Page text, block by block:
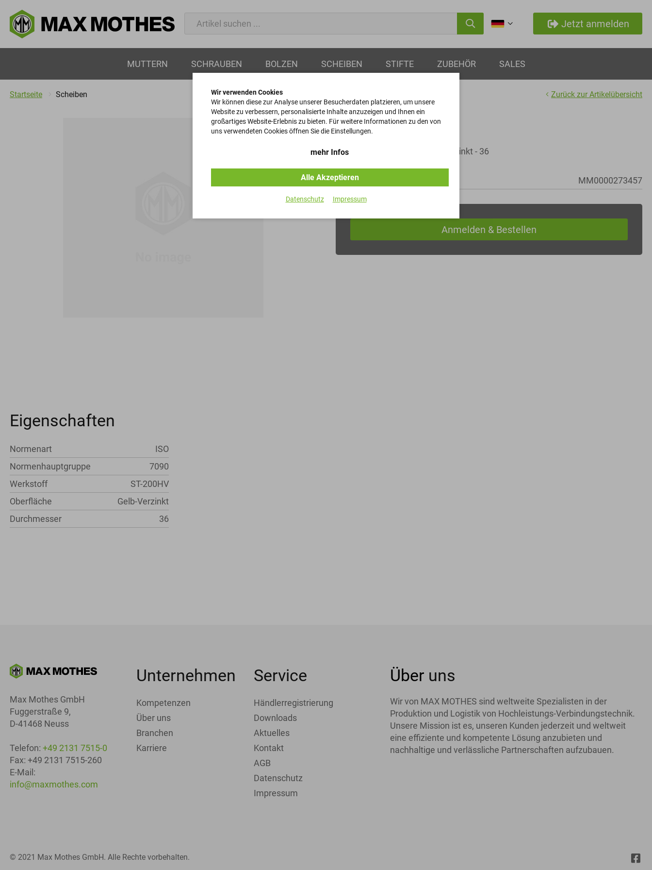
Jetzt anmelden
MUTTERN SCHRAUBEN BOLZEN SCHEIBEN STIFTE ZUBEHÖR SALES
Startseite Scheiben Zurück zur Artikelübersicht
Scheiben
ISO 7090 - ST-200HV - Gelb-Verzinkt - 36
Artikel-Nr. MM0000273457
Eigenschaften
Normenart
ISO
Normenhauptgruppe
7090
Werkstoff
ST-200HV
Oberfläche
Gelb-Verzinkt
Durchmesser
36
Max Mothes GmbH
Fuggerstraße 9,
D-41468 Neuss
Telefon: +49 2131 7515-0
Fax: +49 2131 7515-260
E-Mail:
info@maxmothes.com
Unternehmen
Kompetenzen
Über uns
Branchen
Karriere
Service
Händlerregistrierung
Downloads
Aktuelles
Kontakt
AGB
Datenschutz
Impressum
Über uns
Wir von MAX MOTHES sind weltweite Spezialisten in der
Produktion und Logistik von Hochleistungs-Verbindungstechnik.
Unsere Mission ist es, unseren Kunden jederzeit und weltweit
eine effiziente und kompetente Lösung anzubieten und
nachhaltige und verlässliche Partnerschaften aufzubauen.
© 2021 Max Mothes GmbH. Alle Rechte vorbehalten.
Wir verwenden Cookies
Wir können diese zur Analyse unserer Besucherdaten platzieren, um unsere
Website zu verbessern, personalisierte Inhalte anzuzeigen und Ihnen ein
großartiges Website-Erlebnis zu bieten. Für weitere Informationen zu den von
uns verwendeten Cookies öffnen Sie die Einstellungen.
mehr Infos
Alle Akzeptieren
Datenschutz Impressum